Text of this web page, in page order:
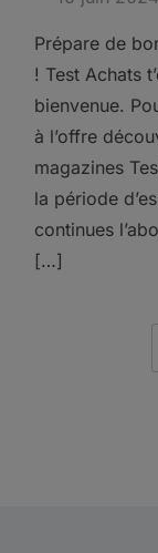
Prépare de
! Test Achats
bienvenue.
à l’offre
magazines
la période
continues
[…]